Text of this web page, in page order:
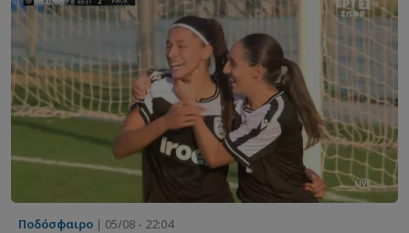
Ποδόσφαιρο | 05/08 - 22:04